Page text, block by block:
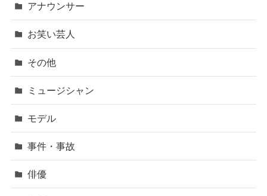
アナウンサー
お笑い芸人
その他
ミュージシャン
モデル
事件・事故
俳優